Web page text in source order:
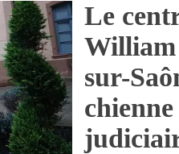
Le
sur-
chienne